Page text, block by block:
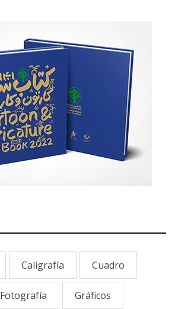
Caligrafía Cuadro
Fotografía Gráficos